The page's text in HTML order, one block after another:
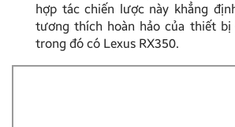
hợp tác chiến lược này khẳng
tương thích hoàn hảo của thiết bị
trong đó có Lexus RX350.